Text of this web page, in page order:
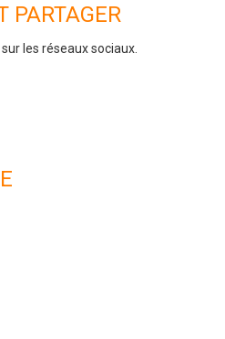
PARTAGER
les réseaux sociaux.